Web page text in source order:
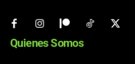
Quienes Somos